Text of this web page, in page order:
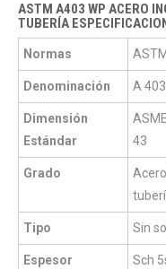
ASTM A403 WP ACERO
TUBERÍA
Normas
Denominación A
Dimensión
Estándar
43
Grado
Tipo Sin
Espesor
Sch